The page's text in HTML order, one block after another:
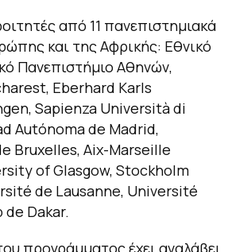
από 11 πανεπιστημιακά
και της Αφρικής: Εθνικό
Πανεπιστήμιο Αθηνών,
Eberhard Karls
Sapienza Università di
Autónoma de Madrid,
Bruxelles, Aix-Marseille
of Glasgow, Stockholm
de Lausanne, Université
Dakar.
προγράμματος έχει αναλάβει